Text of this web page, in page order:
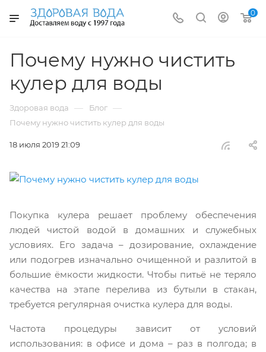
0
Почему нужно чистить
кулер для воды
Здоровая вода — Блог —
Почему нужно чистить кулер для воды
18 июля 2019 21:09
Покупка кулера решает проблему обеспечения
людей чистой водой в домашних и служебных
условиях. Его задача – дозирование, охлаждение
или подогрев изначально очищенной и разлитой в
большие ёмкости жидкости. Чтобы питьё не теряло
качества на этапе перелива из бутыли в стакан,
требуется регулярная очистка кулера для воды.
Частота процедуры зависит от условий
использования: в офисе и дома – раз в полгода; в